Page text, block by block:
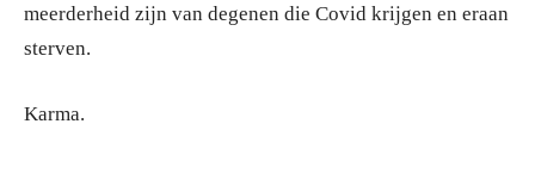
meerderheid zijn van degenen die Covid krijgen en eraan
sterven.
Karma.